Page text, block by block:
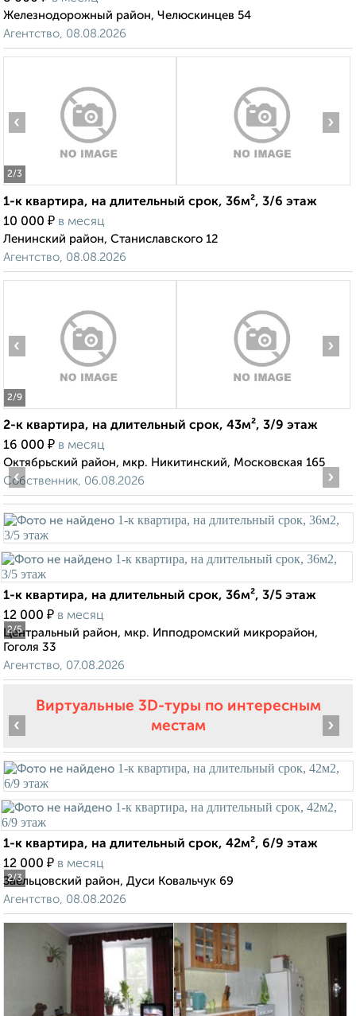
Железнодорожный район, Челюскинцев 54
Агентство, 08.08.2026
2/3
‹ ›
1-к квартира, на длительный срок, 36м², 3/6 этаж
10 000 ₽ в месяц
Ленинский район, Станиславского 12
Агентство, 08.08.2026
2/9
‹ ›
2-к квартира, на длительный срок, 43м², 3/9 этаж
16 000 ₽ в месяц
Октябрьский район, мкр. Никитинский, Московская 165
Собственник, 06.08.2026
2/5
‹ ›
1-к квартира, на длительный срок, 36м², 3/5 этаж
12 000 ₽ в месяц
Центральный район, мкр. Ипподромский микрорайон,
Гоголя 33
Агентство, 07.08.2026
Виртуальные 3D-туры по интересным
местам
2/3
‹ ›
1-к квартира, на длительный срок, 42м², 6/9 этаж
12 000 ₽ в месяц
Заельцовский район, Дуси Ковальчук 69
Агентство, 08.08.2026